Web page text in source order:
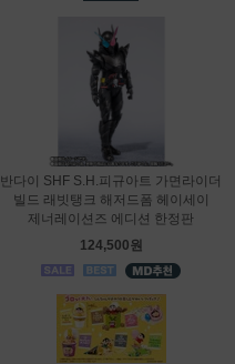
반다이 SHF S.H.피규아트 가면라이더
빌드 래빗탱크 해저드폼 헤이세이
제너레이션즈 에디션 한정판
124,500원